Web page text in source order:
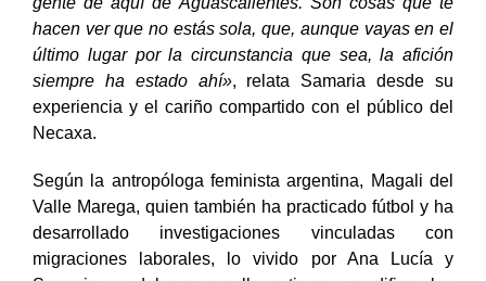
foto, llaveros con mi foto, regalos que me ha hecho
gente de aquí de Aguascalientes. Son cosas que te
hacen ver que no estás sola, que, aunque vayas en el
último lugar por la circunstancia que sea, la afición
siempre ha estado ahí», relata Samaria desde su
experiencia y el cariño compartido con el público del
Necaxa.
Según la antropóloga feminista argentina, Magali del
Valle Marega, quien también ha practicado fútbol y ha
desarrollado investigaciones vinculadas con